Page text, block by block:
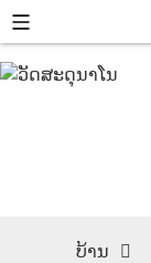
ບ້ານ